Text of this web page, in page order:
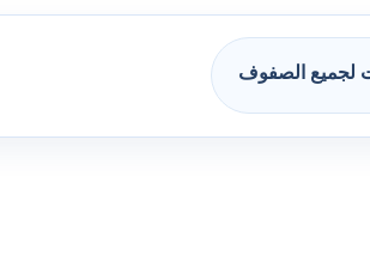
لجميع الصفوف